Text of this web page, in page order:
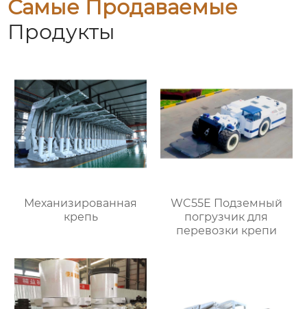
Самые Продаваемые
Продукты
Механизированная
крепь
WC55E Подземный
погрузчик для
перевозки крепи